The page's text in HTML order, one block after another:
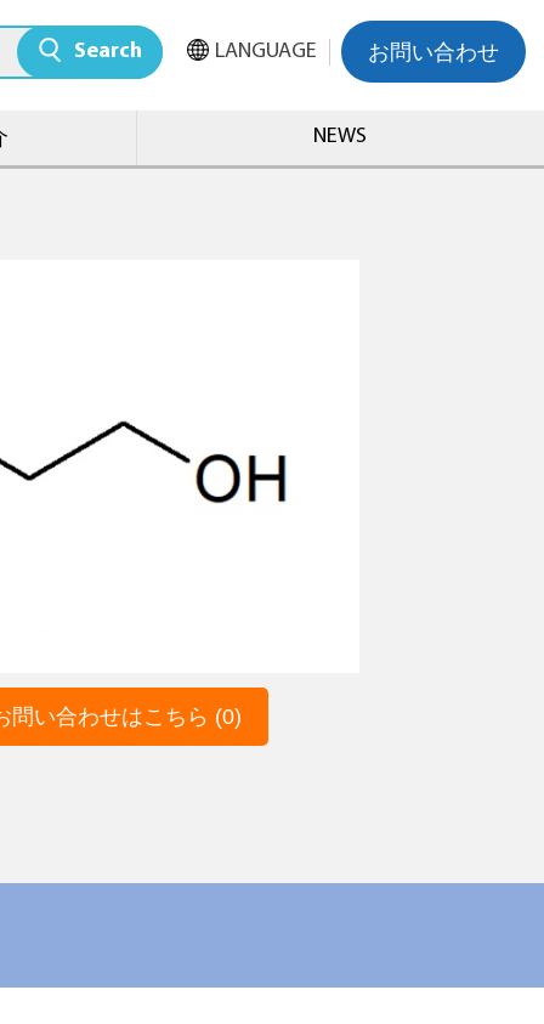
Search LANGUAGE お問い合わせ
NEWS
問い合わせはこちら (0)